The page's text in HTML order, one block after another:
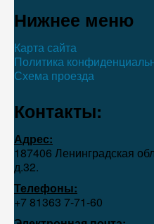
Нижнее меню
Карта сайта
Политика
Схема проезда
Контакты:
Адрес:
187406 Ленинградская
д.32.
Телефоны:
+7 81363 7‑71-60